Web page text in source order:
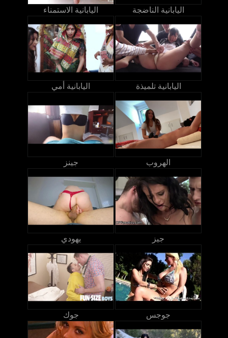
اليابانية الاستمناء اليابانية الناضجة
اليابانية أمي اليابانية تلميذة
جينز الهروب
يهودي جيز
جوك جوجس